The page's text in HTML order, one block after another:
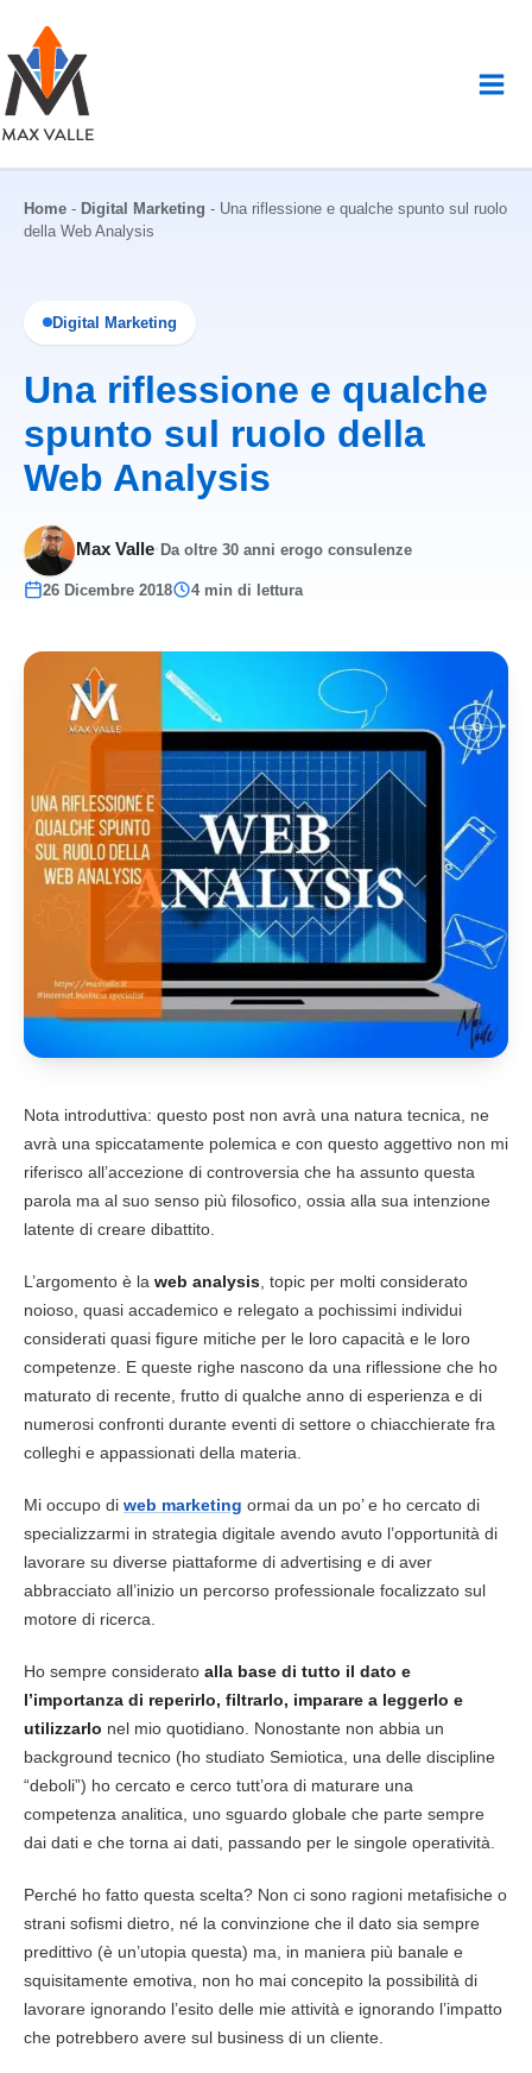
contenuto
Home - Digital Marketing - Una riflessione e qualche spunto sul ruolo
della Web Analysis
Digital Marketing
Una riflessione e qualche
spunto sul ruolo della
Web Analysis
Max Valle· Da oltre 30 anni erogo consulenze
26 Dicembre 2018 4 min di lettura
Nota introduttiva: questo post non avrà una natura tecnica, ne
avrà una spiccatamente polemica e con questo aggettivo non mi
riferisco all’accezione di controversia che ha assunto questa
parola ma al suo senso più filosofico, ossia alla sua intenzione
latente di creare dibattito.
L’argomento è la web analysis , topic per molti considerato
noioso, quasi accademico e relegato a pochissimi individui
considerati quasi figure mitiche per le loro capacità e le loro
competenze. E queste righe nascono da una riflessione che ho
maturato di recente, frutto di qualche anno di esperienza e di
numerosi confronti durante eventi di settore o chiacchierate fra
colleghi e appassionati della materia.
Mi occupo di web marketing ormai da un po’ e ho cercato di
specializzarmi in strategia digitale avendo avuto l’opportunità di
lavorare su diverse piattaforme di advertising e di aver
abbracciato all’inizio un percorso professionale focalizzato sul
motore di ricerca
Ho sempre considerato alla base di tutto il dato e
l’importanza di reperirlo, filtrarlo, imparare a leggerlo e
utilizzarlo nel mio quotidiano. Nonostante non abbia un
background tecnico (ho studiato Semiotica, una delle discipline
“deboli”) ho cercato e cerco tutt’ora di maturare una
competenza analitica, uno sguardo globale che parte sempre
dai dati e che torna ai dati, passando per le singole operatività.
Perché ho fatto questa scelta? Non ci sono ragioni metafisiche o
strani sofismi dietro, né la convinzione che il dato sia sempre
predittivo (è un’utopia questa) ma, in maniera più banale e
squisitamente emotiva, non ho mai concepito la possibilità di
lavorare ignorando l’esito delle mie attività e ignorando l’impatto
che potrebbero avere sul business di un cliente.